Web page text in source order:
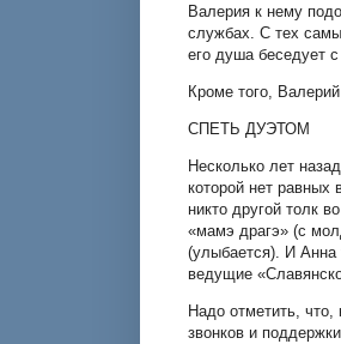
Валерия к нему
службах. С тех
его душа беседует с
Кроме того,
СПЕТЬ ДУЭТОМ
Несколько лет
которой нет равных
никто другой толк
«мамэ драгэ» (с
(улыбается). И Анна
ведущие
Надо отметить, что,
звонков и